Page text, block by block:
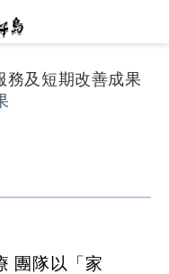
務及短期改善成果
團隊以「家